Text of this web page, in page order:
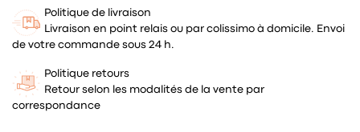
Politique de livraison
Livraison en point relais ou par colissimo à domicile. Envoi
de votre commande sous 24 h.
Politique retours
Retour selon les modalités de la vente par
correspondance